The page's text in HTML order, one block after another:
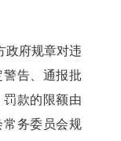
政府规章对违
警告、通报批
款的限额由
务委员会规